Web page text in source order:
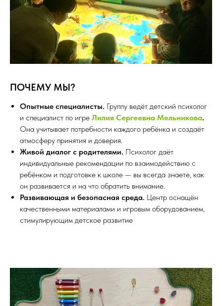
ПОЧЕМУ МЫ?
Опытные специалисты. Группу ведёт детский психолог
и специалист по игре Лилия Сергеевна Мельникова.
Она учитывает потребности каждого ребёнка и создаёт
атмосферу принятия и доверия.
Живой диалог с родителями. Психолог даёт
индивидуальные рекомендации по взаимодействию с
ребёнком и подготовке к школе — вы всегда знаете, как
он развивается и на что обратить внимание.
Развивающая и безопасная среда. Центр оснащён
качественными материалами и игровым оборудованием,
стимулирующим детское развитие